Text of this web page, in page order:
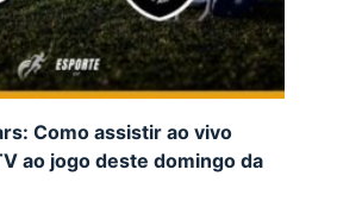
Como assistir ao vivo
ao jogo deste domingo da